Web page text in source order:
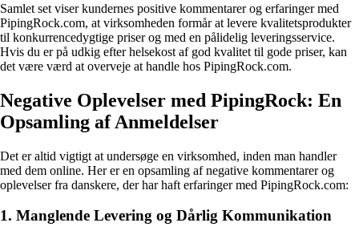
Samlet set viser kundernes positive kommentarer og erfaringer med
PipingRock.com, at virksomheden formår at levere kvalitetsprodukter
til konkurrencedygtige priser og med en pålidelig leveringsservice.
Hvis du er på udkig efter helsekost af god kvalitet til gode priser, kan
det være værd at overveje at handle hos PipingRock.com.
Negative Oplevelser med PipingRock: En
Opsamling af Anmeldelser
Det er altid vigtigt at undersøge en virksomhed, inden man handler
med dem online. Her er en opsamling af negative kommentarer og
oplevelser fra danskere, der har haft erfaringer med PipingRock.com:
1. Manglende Levering og Dårlig Kommunikation